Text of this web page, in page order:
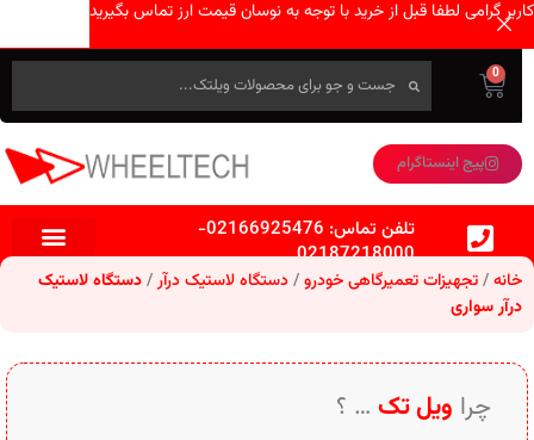
0
پیج اینستاگرام
تلفن تماس: 02166925476
-
02187218000
خانه تجهیزات تعمیرگاهی خودرو دستگاه لاستیک درآر دستگاه لاستیک
درآر سواری
چرا ویل تک … ؟
کاربر گرامی لطفا قبل از خرید با توجه به نوسان قیمت ارز تماس بگیرید